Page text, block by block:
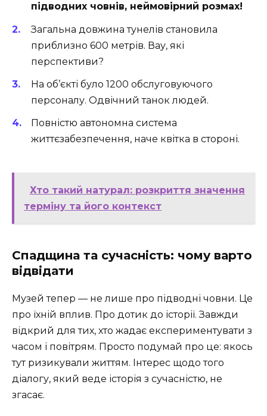
підводних човнів, неймовірний розмах!
Загальна довжина тунелів становила
приблизно 600 метрів. Вау, які
перспективи?
На об’єкті було 1200 обслуговуючого
персоналу. Одвічний танок людей.
Повністю автономна система
життєзабезпечення, наче квітка в стороні.
Хто такий натурал: розкриття значення
терміну та його контекст
Спадщина та сучасність: чому варто
відвідати
Музей тепер — не лише про підводні човни. Це
про їхній вплив. Про дотик до історії. Завжди
відкрий для тих, хто жадає експериментувати з
часом і повітрям. Просто подумай про це: якось
тут ризикували життям. Інтерес щодо того
діалогу, який веде історія з сучасністю, не
згасає.